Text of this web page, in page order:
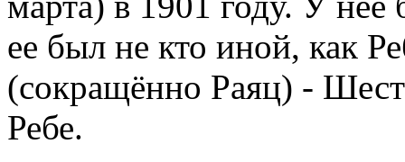
ее был не кто иной, как
(сокращённо Раяц) -
Ребе.